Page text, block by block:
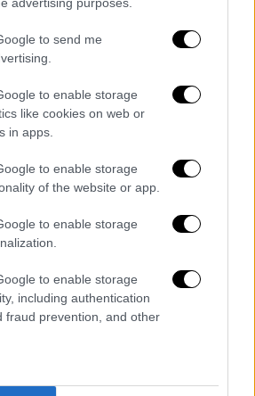
to send me
to enable storage
like cookies on web or
in apps.
to enable storage
of the website or app.
to enable storage
to enable storage
including authentication
fraud prevention, and other
δελτίο ειδήσεων
του Σαββάτου
Αθήνας, δεν υπήρχε